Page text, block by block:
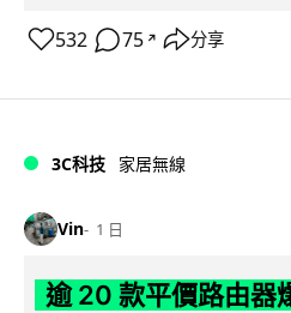
532 75 ↗ 分享
3C科技 家居無線
Vin 1 日
逾 20 款平價路由器